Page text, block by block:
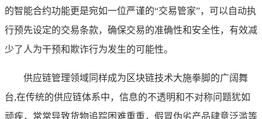
的智能合约功能更是宛如一位严谨的“交易管家”，可以自动执
行预先设定的交易条款，确保交易的准确性和安全性，有效减
少了人为干预和欺诈行为发生的可能性。
供应链管理领域同样成为区块链技术大施拳脚的广阔舞
台,在传统的供应链体系中，信息的不透明和不对称问题犹如
顽疾，常常导致货物追踪困难重重，假冒伪劣产品肆意泛滥等